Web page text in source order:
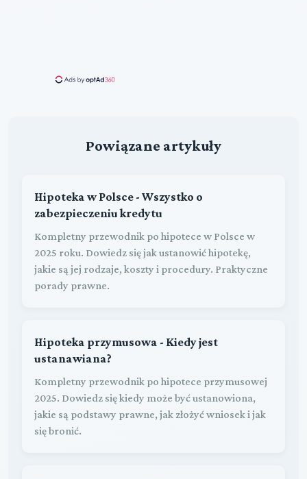
Powiązane artykuły
Hipoteka w Polsce - Wszystko o
zabezpieczeniu kredytu
Kompletny przewodnik po hipotece w Polsce w
2025 roku. Dowiedz się jak ustanowić hipotekę,
jakie są jej rodzaje, koszty i procedury. Praktyczne
porady prawne.
Hipoteka przymusowa - Kiedy jest
ustanawiana?
Kompletny przewodnik po hipotece przymusowej
2025. Dowiedz się kiedy może być ustanowiona,
jakie są podstawy prawne, jak złożyć wniosek i jak
się bronić.